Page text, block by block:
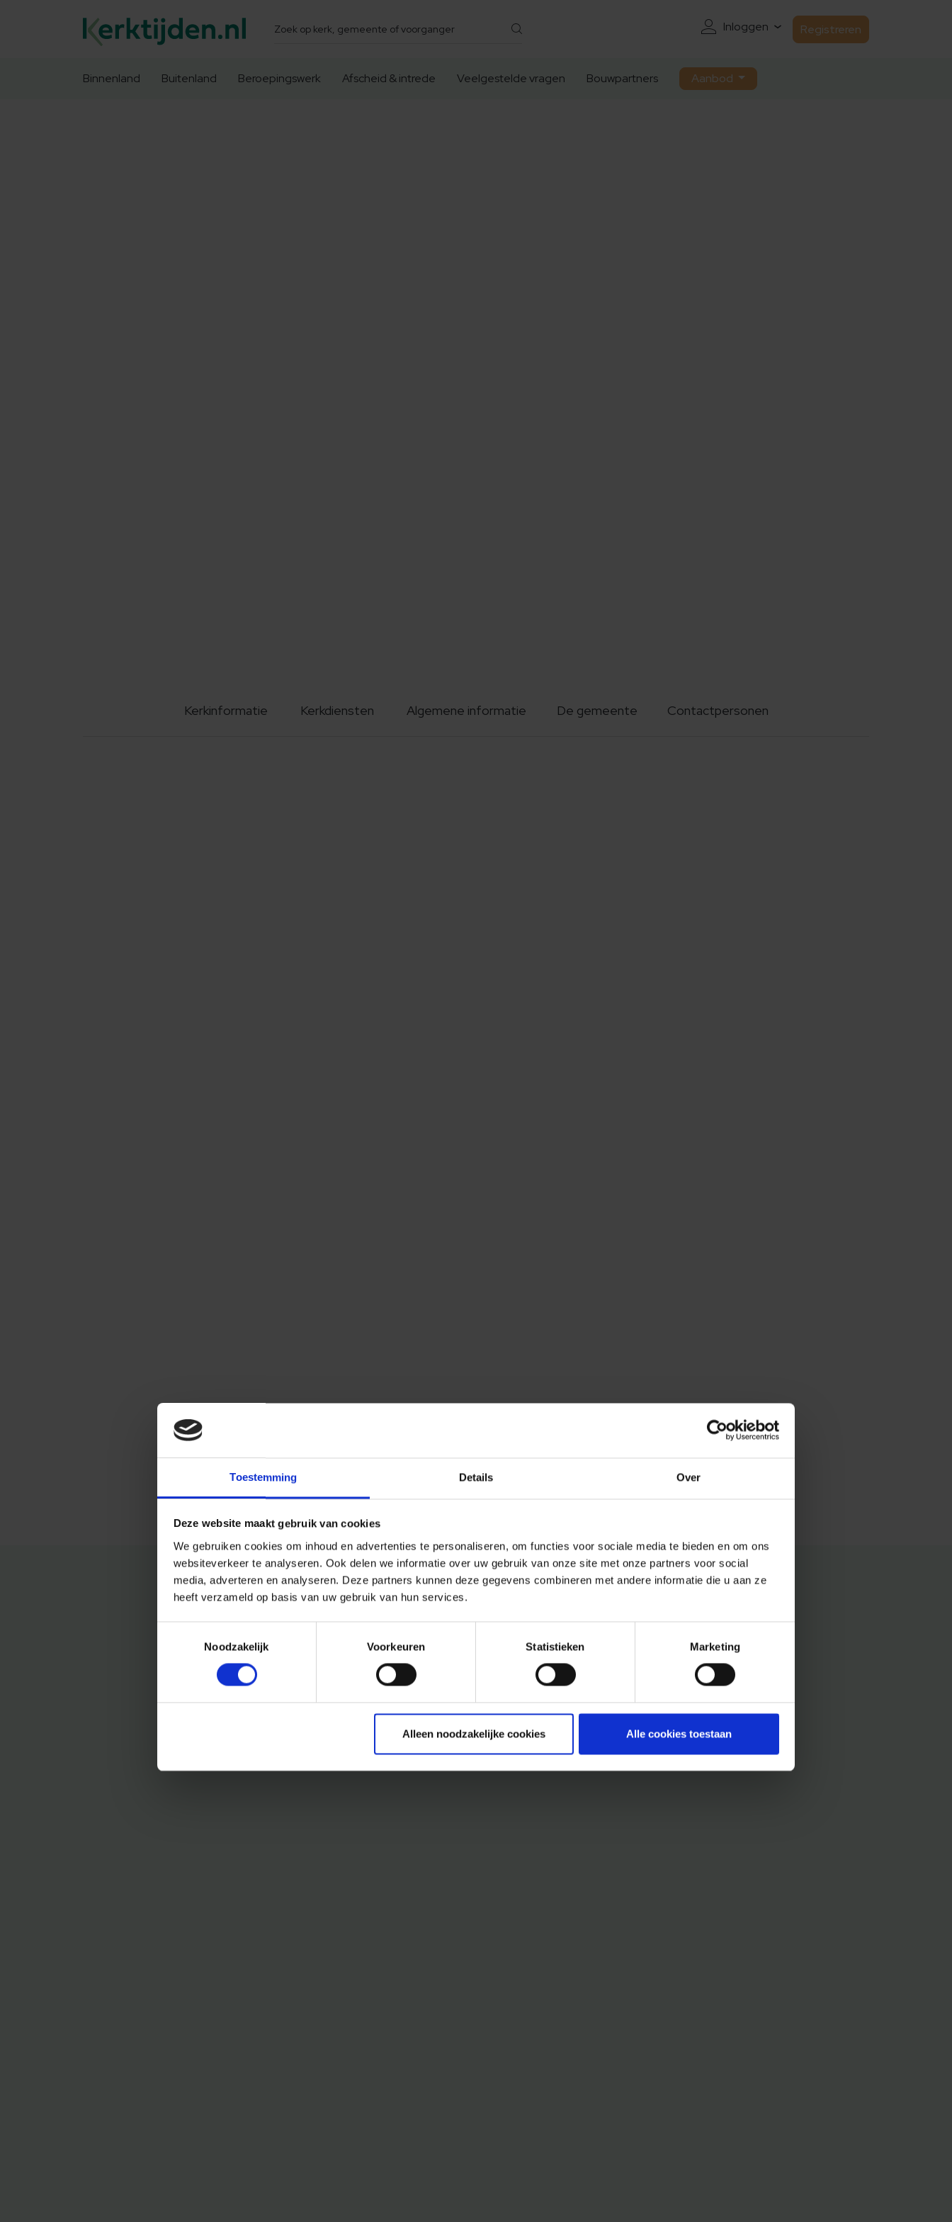
Toestemming Details Over
Deze website maakt gebruik van cookies
We gebruiken cookies om inhoud en advertenties te personaliseren, om functies voor sociale media te bieden en om ons
websiteverkeer te analyseren. Ook delen we informatie over uw gebruik van onze site met onze partners voor social
media, adverteren en analyseren. Deze partners kunnen deze gegevens combineren met andere informatie die u aan ze
heeft verzameld op basis van uw gebruik van hun services.
Noodzakelijk
Voorkeuren Statistieken Marketing
Alleen noodzakelijke cookies Alle cookies toestaan
Zoeken Inloggen Registreren
Binnenland Buitenland Beroepingswerk Afscheid & intrede Veelgestelde vragen Bouwpartners Aanbod
Kerkinformatie Kerkdiensten Algemene informatie De gemeente Contactpersonen